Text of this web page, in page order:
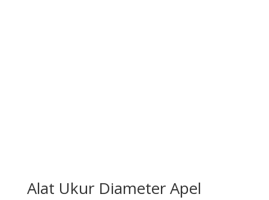
Alat Ukur Diameter Apel